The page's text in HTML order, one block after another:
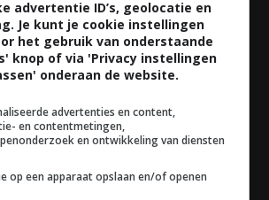
advertentie ID’s, geolocatie en
Je kunt je cookie instellingen
het gebruik van onderstaande
knop of via 'Privacy instellingen
onderaan de website.
advertenties en content,
en contentmetingen,
en ontwikkeling van diensten
op een apparaat opslaan en/of openen